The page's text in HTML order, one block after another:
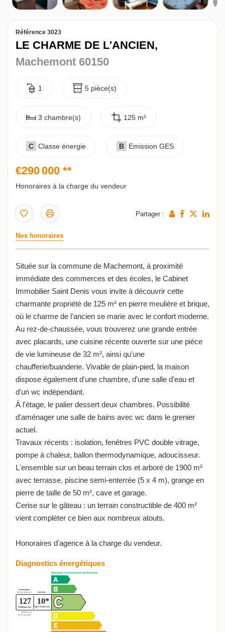
Référence 3023
LE CHARME DE L'ANCIEN,
Machemont 60150
1 5 pièce(s)
3 chambre(s) 125 m²
C Classe énergie B Emission GES
€290 000 **
Honoraires à la charge du vendeur
Partager :
Nos honoraires
Située sur la commune de Machemont, à proximité
immédiate des commerces et des écoles, le Cabinet
Immobilier Saint Denis vous invite à découvrir cette
charmante propriété de 125 m² en pierre meulière et brique,
où le charme de l'ancien se marie avec le confort moderne.
Au rez-de-chaussée, vous trouverez une grande entrée
avec placards, une cuisine récente ouverte sur une pièce
de vie lumineuse de 32 m², ainsi qu'une
chaufferie/buanderie. Vivable de plain-pied, la maison
dispose également d'une chambre, d'une salle d'eau et
d'un wc indépendant.
À l'étage, le palier dessert deux chambres. Possibilité
d'aménager une salle de bains avec wc dans le grenier
actuel.
Travaux récents : isolation, fenêtres PVC double vitrage,
pompe à chaleur, ballon thermodynamique, adoucisseur.
L'ensemble sur un beau terrain clos et arboré de 1900 m²
avec terrasse, piscine semi-enterrée (5 x 4 m), grange en
pierre de taille de 50 m², cave et garage.
Cerise sur le gâteau : un terrain constructible de 400 m²
vient compléter ce bien aux nombreux atouts.
Honoraires d'agence à la charge du vendeur.
Diagnostics énergétiques